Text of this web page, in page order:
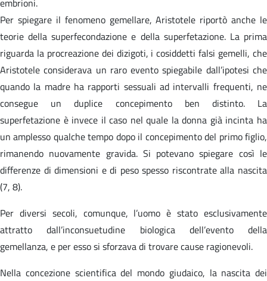
Per spiegare il fenomeno gemellare, Aristotele riportò anche le
teorie della superfecondazione e della superfetazione. La prima
riguarda la procreazione dei dizigoti, i cosiddetti falsi gemelli, che
Aristotele considerava un raro evento spiegabile dall’ipotesi che
quando la madre ha rapporti sessuali ad intervalli frequenti, ne
consegue un duplice concepimento ben distinto. La
superfetazione è invece il caso nel quale la donna già incinta ha
un amplesso qualche tempo dopo il concepimento del primo figlio,
rimanendo nuovamente gravida. Si potevano spiegare così le
differenze di dimensioni e di peso spesso riscontrate alla nascita
(7, 8).
Per diversi secoli, comunque, l’uomo è stato esclusivamente
attratto dall’inconsuetudine biologica dell’evento della
gemellanza, e per esso si sforzava di trovare cause ragionevoli.
Nella concezione scientifica del mondo giudaico, la nascita dei